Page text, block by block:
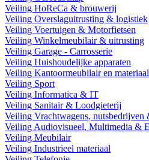
Veiling HoReCa & brouwerij
Veiling Overslaguitrusting & logistiek
Veiling Voertuigen & Motorfietsen
Veiling Winkelmeubilair & uitrusting
Veiling Garage - Carrosserie
Veiling Huishoudelijke apparaten
Veiling Kantoormeubilair en materiaal
Veiling Sport
Veiling Informatica & IT
Veiling Sanitair & Loodgieterij
Veiling Vrachtwagens, nutsbedrijven
Veiling Audiovisueel, Multimedia &
Veiling Meubilair
Veiling Industrieel materiaal